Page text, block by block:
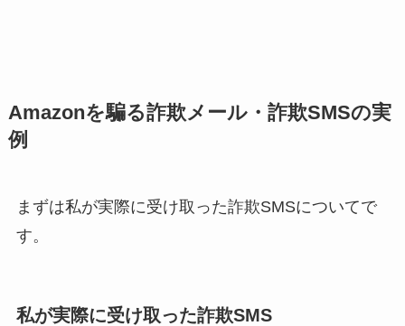
Amazonを騙る詐欺メール・詐欺SMSの実
例
まずは私が実際に受け取った詐欺SMSについてで
す。
私が実際に受け取った詐欺SMS